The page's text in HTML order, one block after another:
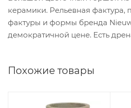
керамики. Рельевная фактура,
фактуры и формы бренда
демократичной цене. Есть
Похожие товары